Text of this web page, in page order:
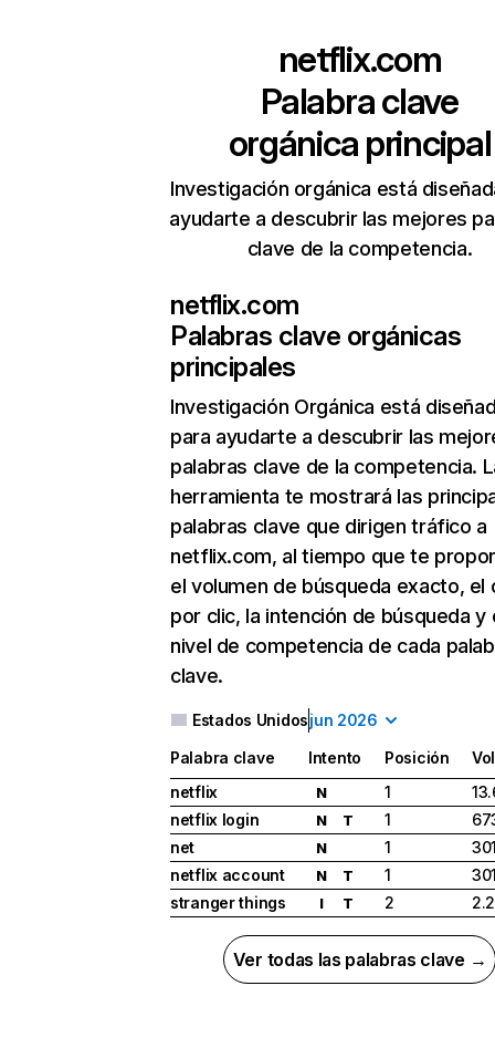
netflix.com
Palabra clave
orgánica principal
Investigación orgánica está
ayudarte a descubrir las mejores
clave de la competencia.
netflix.com
Palabras clave orgánicas
principales
Investigación Orgánica está
para ayudarte a descubrir las
palabras clave de la competencia.
herramienta te mostrará las
palabras clave que dirigen tráfico a
netflix.com, al tiempo que te
el volumen de búsqueda exacto, el
por clic, la intención de búsqueda y
nivel de competencia de cada
clave.
Estados Unidosjun 2026
Palabra clave Intento Posición
netflix
N 1
netflix login
N T 1
net
N 1
netflix account
N T 1
stranger things
I T 2
Ver todas las palabras clave →